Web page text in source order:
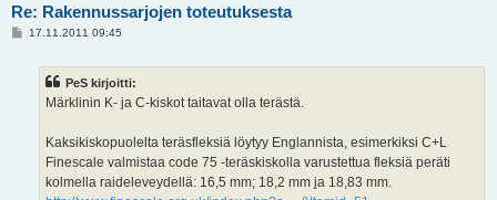
Re: Rakennussarjojen toteutuksesta
V17.11.2011 09:45
PeS kirjoitti:
Märklinin K- ja C-kiskot taitavat olla terästä.
Kaksikiskopuolelta teräsfleksiä löytyy Englannista, esimerkiksi C+L
Finescale valmistaa code 75 -teräskiskolla varustettua fleksiä peräti
kolmella raideleveydellä: 16,5 mm; 18,2 mm ja 18,83 mm.